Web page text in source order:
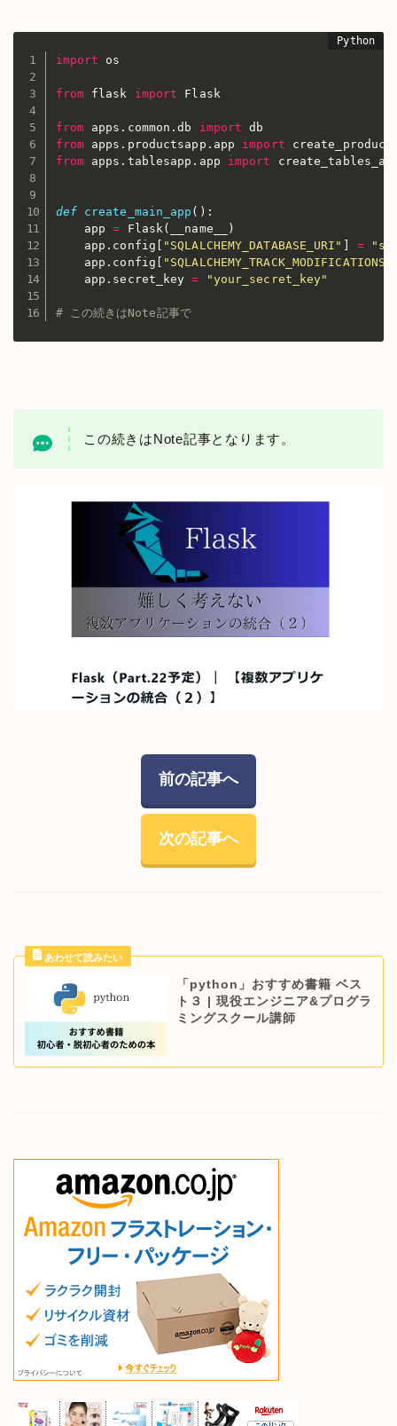
import os
from flask import Flask
from apps . common .db import
from apps . productsapp . app import
from apps . tablesapp . app import
def create_main_app ( ) :
    app
= Flask( __name__
)
    app
. config "SQLALCHEMY_DATABASE_URI" =
    app
. config "SQLALCHEMY_TRACK_MODIFICATIONS"
    app
. secret_key = "your_secret_key"
# この続きはNote記事で
この続きはNote記事となります。
前の記事へ
次の記事へ
「python」おすすめ書籍 ベス
ト３ | 現役エンジニア&プログラ
ミングスクール講師